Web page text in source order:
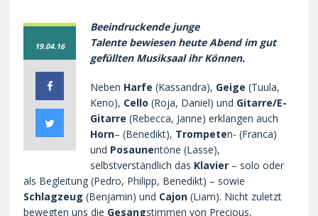
19.04.16
Beeindruckende junge
Talente bewiesen heute Abend im gut
gefüllten Musiksaal ihr Können.
Neben Harfe (Kassandra), Geige (Tuula,
Keno), Cello (Roja, Daniel) und Gitarre/E-
Gitarre (Rebecca, Janne) erklangen auch
Horn– (Benedikt), Trompeten- (Franca)
und Posaunentöne (Lasse),
selbstverständlich das Klavier – solo oder
als Begleitung (Pedro, Philipp, Benedikt) – sowie
Schlagzeug (Benjamin) und Cajon (Liam). Nicht zuletzt
bewegten uns die Gesangstimmen von Precious,